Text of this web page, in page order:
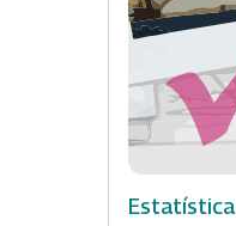
Estatística